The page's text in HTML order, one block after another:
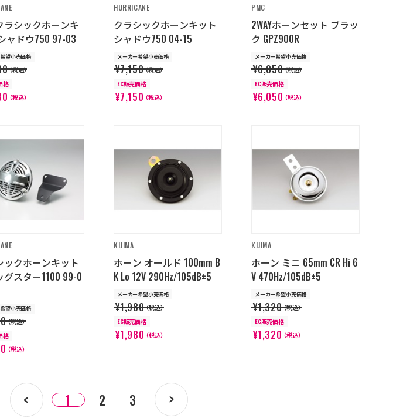
ラシックホーンキ
ャドウ750 97-03
望小売価格
（税込）
格
（税込）
HURRICANE
クラシックホーンキット
シャドウ750 04-15
メーカー希望小売価格
¥7,150（税込）
EC販売価格
¥7,150（税込）
PMC
2WAYホーンセット ブラッ
ク GPZ900R
メーカー希望小売価格
¥6,050（税込）
EC販売価格
¥6,050（税込）
ックホーンキット
グスター1100 99-0
望小売価格
（税込）
格
（税込）
KIJIMA
ホーン オールド 100mm B
K Lo 12V 290Hz/105dB±5
メーカー希望小売価格
¥1,980（税込）
EC販売価格
¥1,980（税込）
KIJIMA
ホーン ミニ 65mm CR Hi 6
V 470Hz/105dB±5
メーカー希望小売価格
¥1,320（税込）
EC販売価格
¥1,320（税込）
1 2 3